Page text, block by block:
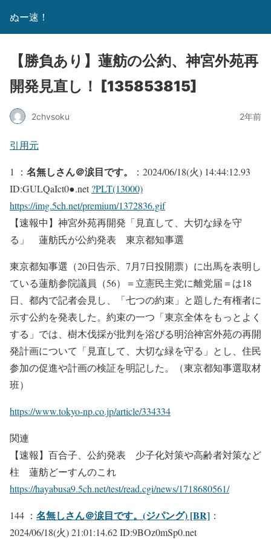
ぬー速！
【勝負あり】蓮舫の公約、神宮外苑再
開発見直し！ [135853815]
2chvsoku 2年前
引用元
1 ： 名無しさん＠涙目です。
：2024/06/18(火) 14:44:12.93
ID:GULQaIct0●.net?PLT(13000)
https://img.5ch.net/premium/1372836.gif
【速報中】神宮外苑再開発「見直して、大切な緑を守
る」 蓮舫氏が公約発表 東京都知事選
東京都知事選（20日告示、7月7日投開票）に出馬を表明し
ている蓮舫参院議員（56）＝立憲民主党に離党届＝は18
日、都内で記者会見し、「七つの約束」と題した有権者に
示す公約を発表した。約束の一つ「東京全体をもっとよく
する」では、樹木伐採が批判を浴びる明治神宮外苑の再開
発計画について「見直して、大切な緑を守る」とし、住民
参加の促進や計画の検証を明記した。（東京都知事選取材
班）
https://www.tokyo-np.co.jp/article/334334
関連
【速報】百合子、公約発表 少子化対策や高齢者対策など
柱 蓮舫どーすんのこれ
https://hayabusa9.5ch.net/test/read.cgi/news/1718680561/
144 ： 名無しさん＠涙目です。(ジパング) [BR] ：
2024/06/18(火) 21:01:14.62 ID:9BOz0mSp0.net